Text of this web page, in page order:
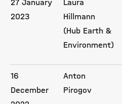
27 January
2023
Laura
Hillmann
(Hub Earth &
Environment)
16
December
Anton
Pirogov